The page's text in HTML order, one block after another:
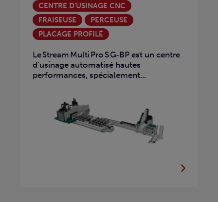
CENTRE D'USINAGE CNC
FRAISEUSE
PERCEUSE
PLACAGE PROFILÉ
Le Stream Multi Pro S G‑BP est un centre
d’usinage automatisé hautes
performances, spécialement...